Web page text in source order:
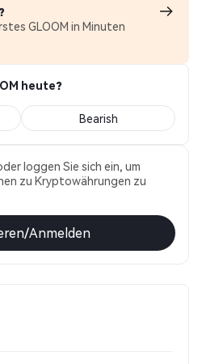
GLOOM in Minuten
heute?
Bearish
loggen Sie sich ein, um
zu Kryptowährungen zu
Anmelden